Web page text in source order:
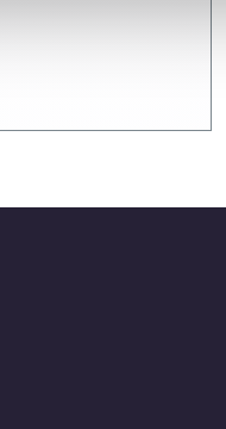
und Anzeigen zu
geben wir